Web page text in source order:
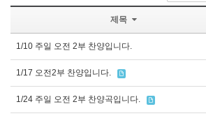
제목
1/10 주일 오전 2부 찬양입니다.
1/17 오전2부 찬양입니다.
1/24 주일 오전 2부 찬양곡입니다.